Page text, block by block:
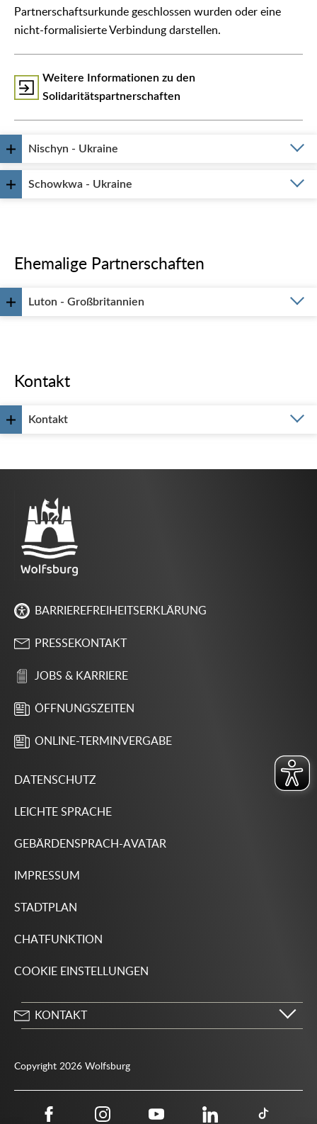
Partnerschaftsurkunde geschlossen wurden oder eine
nicht-formalisierte Verbindung darstellen.
Weitere Informationen zu den
Solidaritätspartnerschaften
Nischyn - Ukraine
Schowkwa - Ukraine
Ehemalige Partnerschaften
Luton - Großbritannien
Kontakt
Kontakt
BARRIEREFREIHEITSERKLÄRUNG
PRESSEKONTAKT
JOBS & KARRIERE
ÖFFNUNGSZEITEN
ONLINE-TERMINVERGABE
DATENSCHUTZ
LEICHTE SPRACHE
GEBÄRDENSPRACH-AVATAR
IMPRESSUM
STADTPLAN
CHATFUNKTION
COOKIE EINSTELLUNGEN
KONTAKT
Behördenrufnummer 115
Copyright 2026 Wolfsburg